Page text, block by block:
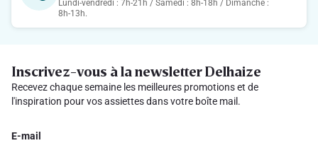
Lundi-vendredi : 7h-21h / Samedi : 8h-18h / Dimanche :
8h-13h.
Inscrivez-vous à la newsletter Delhaize
Recevez chaque semaine les meilleures promotions et de
l'inspiration pour vos assiettes dans votre boîte mail.
E-mail